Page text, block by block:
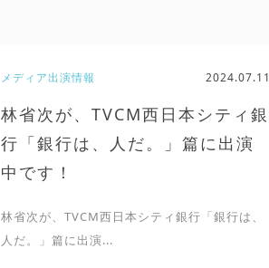
林省次が、TVCM西日本シティ銀
行「銀行は、人だ。」篇に出演
中です！
メディア出演情報 2024.07.11
林省次が、TVCM西日本シティ銀行「銀行は、
人だ。」篇に出演...